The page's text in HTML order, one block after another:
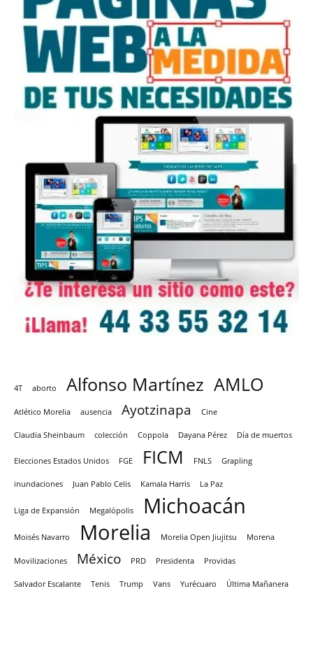
4T aborto Alfonso Martínez AMLO
Atlético Morelia ausencia Ayotzinapa Cine
Claudia Sheinbaum colección Coppola Dayana Pérez Día de muertos
Elecciones Estados Unidos FGE FICM FNLS Grapling
inundaciones Juan Pablo Celis Kamala Harris La Paz
Liga de Expansión Megalópolis Michoacán
Moisés Navarro Morelia Morelia Open Jiujitsu Morena
Movilizaciones México PRD Presidenta Providas
Salvador Escalante Tenis Trump Vans Yurécuaro Última Mañanera